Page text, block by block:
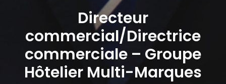
Directeur
commercial/Directrice
commerciale – Groupe
Hôtelier Multi-Marques